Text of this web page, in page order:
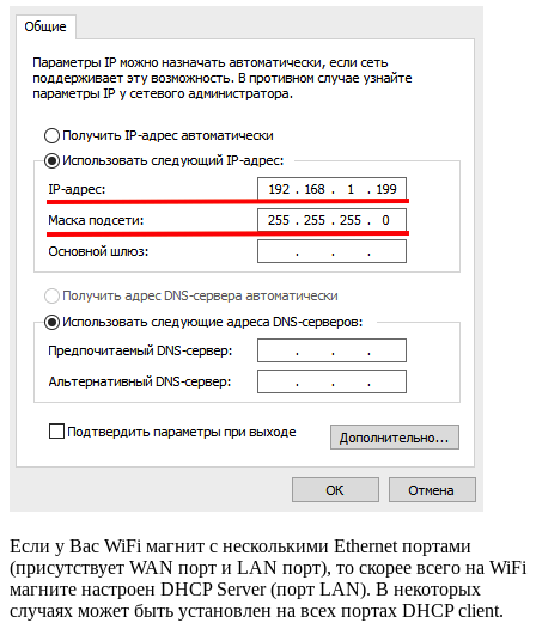
Если у Вас WiFi магнит с несколькими Ethernet портами
(присутствует WAN порт и LAN порт), то скорее всего на WiFi
магните настроен DHCP Server (порт LAN). В некоторых
случаях может быть установлен на всех портах DHCP client.